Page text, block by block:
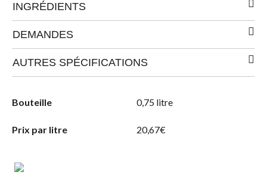
INGRÉDIENTS
DEMANDES
AUTRES SPÉCIFICATIONS
Bouteille 0,75 litre
Prix par litre 20,67€